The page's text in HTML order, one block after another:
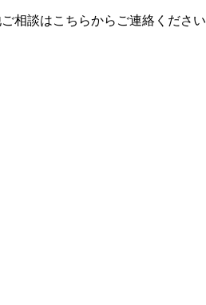
相談はこちらからご連絡ください